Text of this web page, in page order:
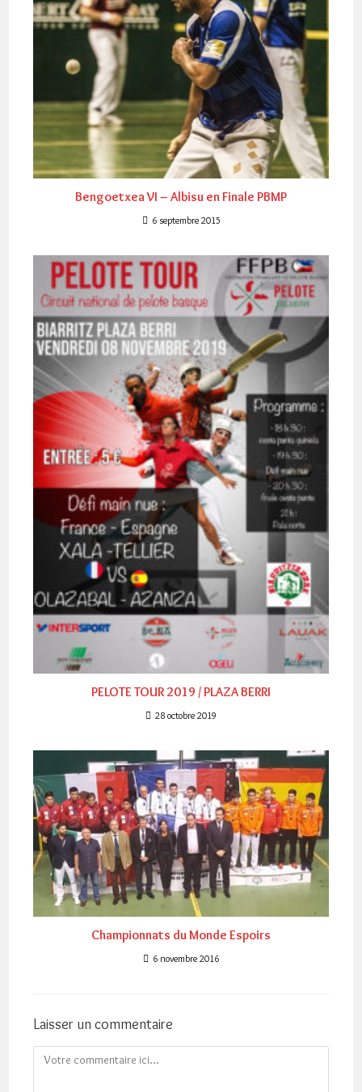
Bengoetxea VI – Albisu en Finale PBMP
6 septembre 2015
PELOTE TOUR 2019 / PLAZA BERRI
28 octobre 2019
Championnats du Monde Espoirs
6 novembre 2016
Laisser un commentaire
Comment